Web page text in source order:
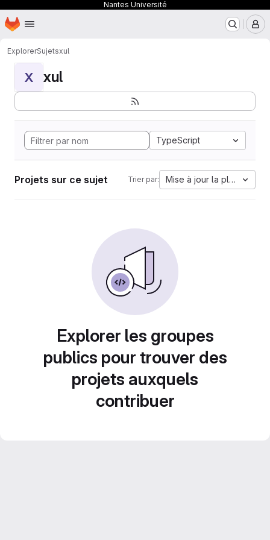
Nantes Université
Passer au contenu principal
Page d'accueil
ExplorerSujetsxul
X xul
TypeScript
Projets sur ce sujet Trier par: Mise à jour la plus
Explorer les groupes
publics pour trouver des
projets auxquels
contribuer